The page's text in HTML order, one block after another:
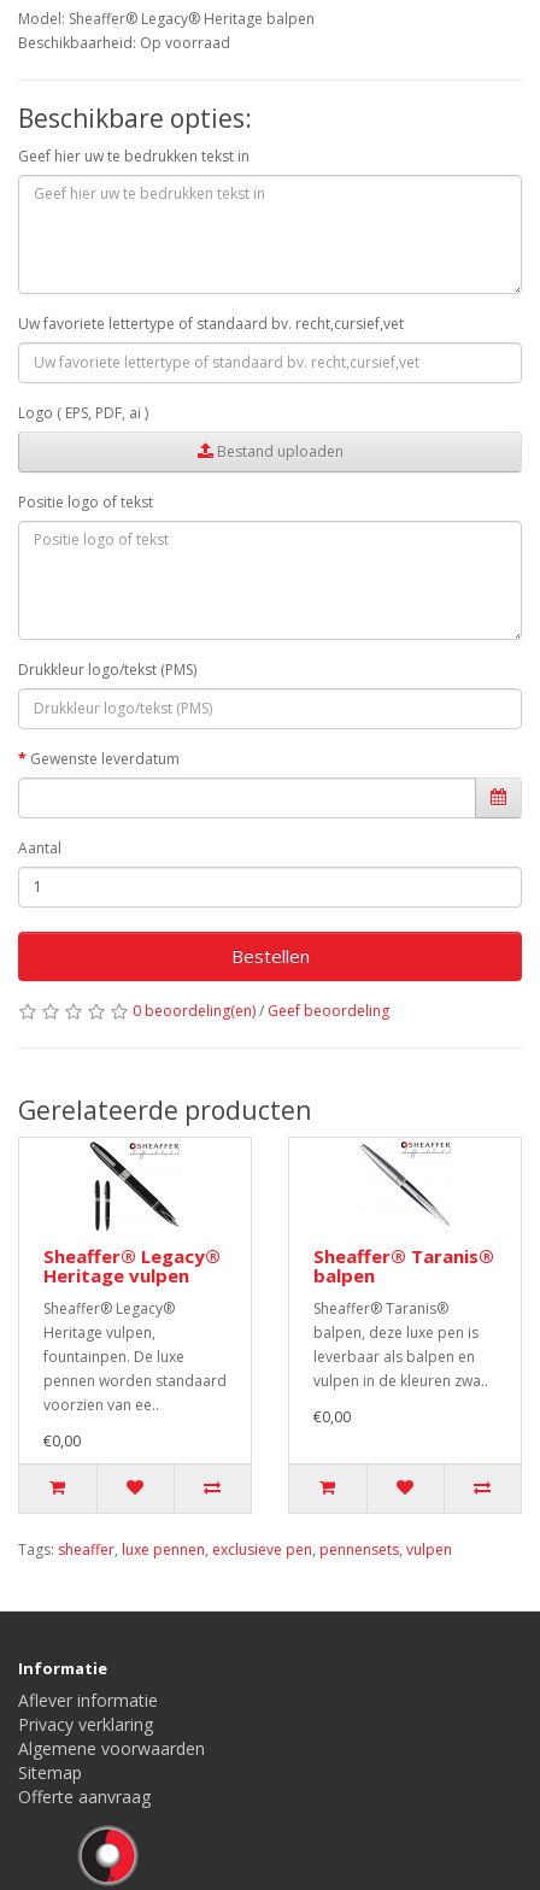
Model: Sheaffer® Legacy® Heritage balpen
Beschikbaarheid: Op voorraad
Beschikbare opties:
Geef hier uw te bedrukken tekst in
Uw favoriete lettertype of standaard bv. recht,cursief,vet
Logo ( EPS, PDF, ai )
Bestand uploaden
Positie logo of tekst
Drukkleur logo/tekst (PMS)
Gewenste leverdatum
Aantal
Bestellen
0 beoordeling(en)/ Geef beoordeling
Gerelateerde producten
Sheaffer® Legacy®
Heritage vulpen
Sheaffer® Legacy®
Heritage vulpen,
fountainpen. De luxe
pennen worden standaard
voorzien van ee..
€0,00
Sheaffer® Taranis®
balpen
Sheaffer® Taranis®
balpen, deze luxe pen is
leverbaar als balpen en
vulpen in de kleuren zwa..
€0,00
Tags: sheaffer, luxe pennen, exclusieve pen, pennensets, vulpen
Informatie
Aflever informatie
Privacy verklaring
Algemene voorwaarden
Sitemap
Offerte aanvraag